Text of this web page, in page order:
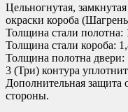
Цельногнутая,
окраски короба
Толщина стали полотна:
Толщина стали короба:
Толщина полотна
3 (Три) контура
Дополнительная защита
стороны.